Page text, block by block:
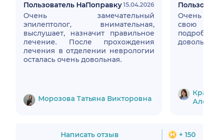
Пользователь НаПоправку 15.04.2026
Очень замечательный
эпилептолог, внимательная,
выслушает, назначит правильное
лечение. После прохождения
лечения в отделении неврологии
осталась очень довольная.
Морозова Татьяна Викторовна
Очень
свою
подробно
Написать отзыв + 150